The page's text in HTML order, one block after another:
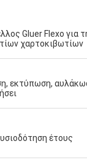
να μην έχει
Gluer Flexo για
χαρτοκιβωτίων
εκτύπωση,
έτους